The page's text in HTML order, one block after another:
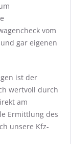
vom
gar eigenen
ist der
wertvoll durch
am
Ermittlung des
unsere Kfz-